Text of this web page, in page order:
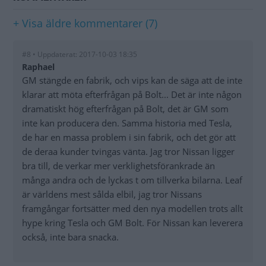
+ Visa äldre kommentarer (7)
#8 • Uppdaterat: 2017-10-03 18:35
Raphael
GM stängde en fabrik, och vips kan de säga att de inte
klarar att möta efterfrågan på Bolt... Det är inte någon
dramatiskt hög efterfrågan på Bolt, det är GM som
inte kan producera den. Samma historia med Tesla,
de har en massa problem i sin fabrik, och det gör att
de deraa kunder tvingas vänta. Jag tror Nissan ligger
bra till, de verkar mer verklighetsförankrade än
många andra och de lyckas t om tillverka bilarna. Leaf
är världens mest sålda elbil, jag tror Nissans
framgångar fortsätter med den nya modellen trots allt
hype kring Tesla och GM Bolt. För Nissan kan leverera
också, inte bara snacka.